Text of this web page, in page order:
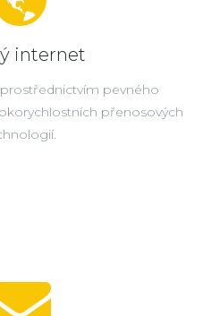
internet
pevného
přenosových